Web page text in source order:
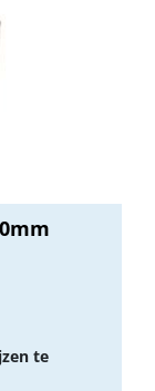
te